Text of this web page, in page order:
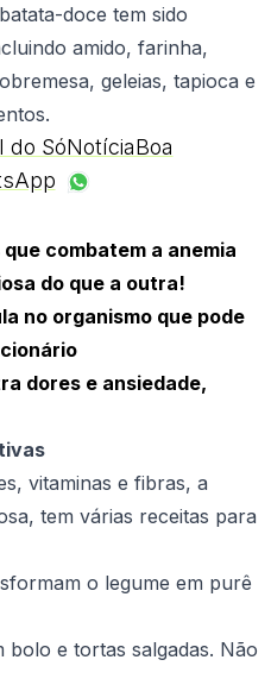
doce tem sido
amido, farinha,
geleias, tapioca e
do SóNotíciaBoa
combatem a anemia
do que a outra!
no organismo que pode
dores e ansiedade,
vitaminas e fibras, a
tem várias receitas para
o legume em purê
bolo e tortas salgadas. Não